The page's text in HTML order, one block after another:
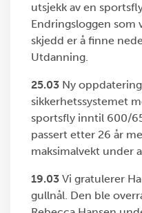
utsjekk av en
Endringsloggen som
skjedd er å finne
Utdanning.
25.03 Ny
sikkerhetssystemet
sportsfly inntil 600/
passert etter 26 år
maksimalvekt under
19.03 Vi gratulerer
gullnål. Den ble